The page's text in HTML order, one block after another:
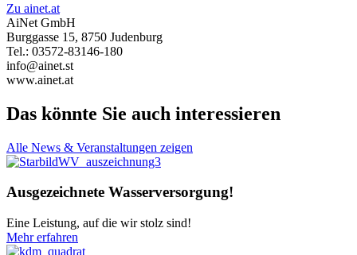
Zu ainet.at
AiNet GmbH
Burggasse 15, 8750 Judenburg
Tel.: 03572-83146-180
info@ainet.st
www.ainet.at
Das könnte Sie auch interessieren
Alle News & Veranstaltungen zeigen
Ausgezeichnete Wasserversorgung!
Eine Leistung, auf die wir stolz sind!
Mehr erfahren